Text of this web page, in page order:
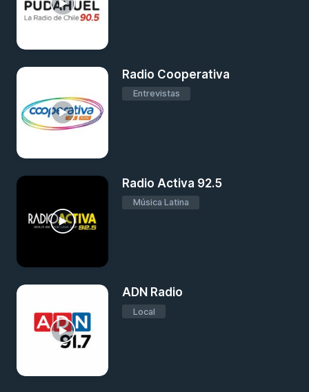
Radio Cooperativa
Entrevistas
Radio Activa 92.5
Música Latina
ADN Radio
Local